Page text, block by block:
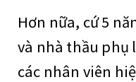
Hơn nữa, cứ 5
và nhà thầu phụ
các nhân viên